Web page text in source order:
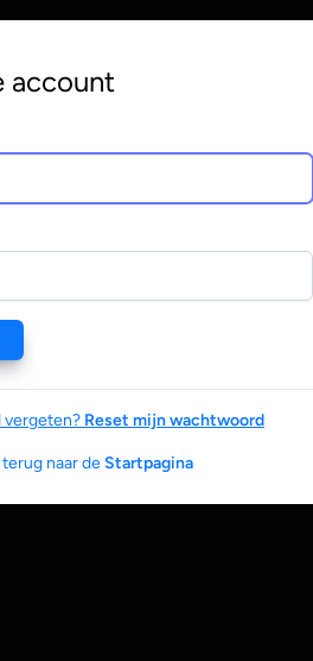
account
vergeten? Reset mijn wachtwoord
terug naar deStartpagina